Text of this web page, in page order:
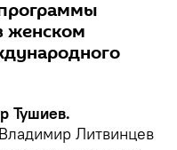
женском
Тушиев.
Литвинцев